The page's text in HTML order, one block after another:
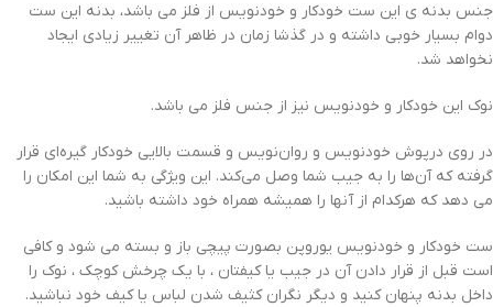
جنس بدنه ی این ست خودکار و خودنویس از فلز می باشد، بدنه این ست
دوام بسیار خوبی داشته و در گذشا زمان در ظاهر آن تغییر زیادی ایجاد
نخواهد شد.
نوک این خودکار و خودنویس نیز از جنس فلز می باشد.
در روی درپوش خودنویس و روان‌نویس و قسمت بالایی خودکار گیره‌ای قرار
گرفته که آن‌ها را به جیب شما وصل می‌کند. این ویژگی به شما این امکان را
می دهد که هرکدام از آنها را همیشه همراه خود داشته باشید.
ست خودکار و خودنویس یوروپن بصورت پیچی باز و بسته می شود و کافی
است قبل از قرار دادن آن در جیب یا کیفتان ، با یک چرخش کوچک ، نوک را
داخل بدنه پنهان کنید و دیگر نگران کثیف شدن لباس یا کیف خود نباشید.